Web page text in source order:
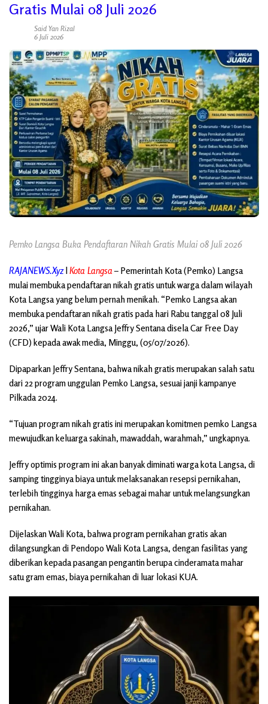
Gratis Mulai 08 Juli 2026
Said Yan Rizal
6 Juli 2026
Pemko Langsa Buka Pendaftaran Nikah Gratis Mulai 08 Juli 2026
RAJANEWS.XyzlKota Langsa– Pemerintah Kota (Pemko) Langsa
mulai membuka pendaftaran nikah gratis untuk warga dalam wilayah
Kota Langsa yang belum pernah menikah. “Pemko Langsa akan
membuka pendaftaran nikah gratis pada hari Rabu tanggal 08 Juli
2026,” ujar Wali Kota Langsa Jeffry Sentana disela Car Free Day
(CFD) kepada awak media, Minggu, (05/07/2026).
Dipaparkan Jeffry Sentana, bahwa nikah gratis merupakan salah satu
dari 22 program unggulan Pemko Langsa, sesuai janji kampanye
Pilkada 2024.
“Tujuan program nikah gratis ini merupakan komitmen pemko Langsa
mewujudkan keluarga sakinah, mawaddah, warahmah,” ungkapnya.
Jeffry optimis program ini akan banyak diminati warga kota Langsa, di
samping tingginya biaya untuk melaksanakan resepsi pernikahan,
terlebih tingginya harga emas sebagai mahar untuk melangsungkan
pernikahan.
Dijelaskan Wali Kota, bahwa program pernikahan gratis akan
dilangsungkan di Pendopo Wali Kota Langsa, dengan fasilitas yang
diberikan kepada pasangan pengantin berupa cinderamata mahar
satu gram emas, biaya pernikahan di luar lokasi KUA.